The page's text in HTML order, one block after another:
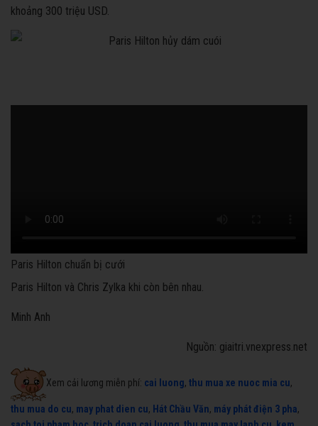
khoảng 300 triệu USD.
Paris Hilton chuẩn bị cưới
Paris Hilton và Chris Zylka khi còn bên nhau.
Minh Anh
Nguồn: giaitri.vnexpress.net
Xem cải lương miễn phí: cai luong, thu mua xe nuoc mia cu,
thu mua do cu, may phat dien cu, Hát Chầu Văn, máy phát điện 3 pha,